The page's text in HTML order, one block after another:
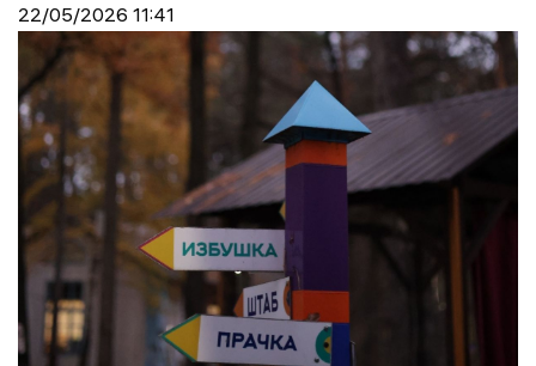
22/05/2026 11:41